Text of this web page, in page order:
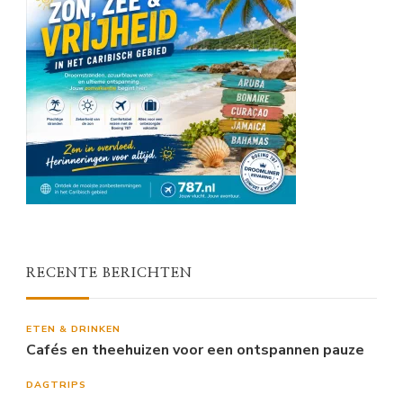
RECENTE BERICHTEN
ETEN & DRINKEN
Cafés en theehuizen voor een ontspannen pauze
DAGTRIPS